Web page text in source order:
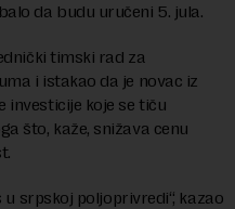
da budu uručeni 5. jula.
timski rad za
i istakao da je novac iz
investicije koje se tiču
što, kaže, snižava cenu
u srpskoj poljoprivredi“, kazao